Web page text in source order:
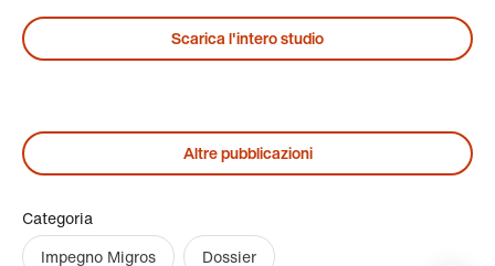
Scarica l'intero studio
Altre pubblicazioni
Categoria
Impegno Migros
Dossier